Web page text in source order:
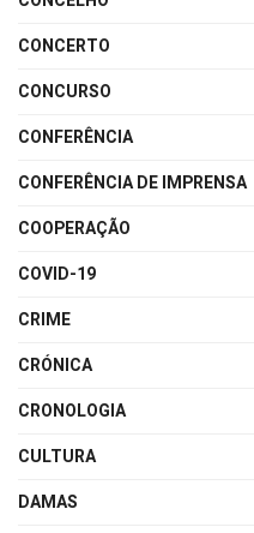
CONCERTO
CONCURSO
CONFERÊNCIA
CONFERÊNCIA DE IMPRENSA
COOPERAÇÃO
COVID-19
CRIME
CRÓNICA
CRONOLOGIA
CULTURA
DAMAS